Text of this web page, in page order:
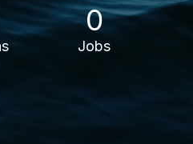
0
Jobs